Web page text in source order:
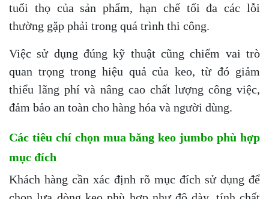
tuổi thọ của sản phẩm, hạn chế tối đa các lỗi
thường gặp phải trong quá trình thi công.
Việc sử dụng đúng kỹ thuật cũng chiếm vai trò
quan trọng trong hiệu quả của keo, từ đó giảm
thiểu lãng phí và nâng cao chất lượng công việc,
đảm bảo an toàn cho hàng hóa và người dùng.
Các tiêu chí chọn mua băng keo jumbo phù hợp
mục đích
Khách hàng cần xác định rõ mục đích sử dụng để